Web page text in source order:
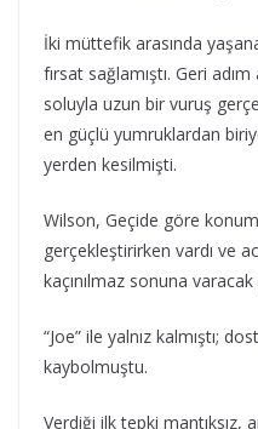
İki müttefik arasında
fırsat sağlamıştı. Geri
soluyla uzun bir vuruş
en güçlü yumruklardan
yerden kesilmişti.
Wilson, Geçide göre
gerçekleştirirken vardı ve
kaçınılmaz sonuna varacak
“Joe” ile yalnız kalmıştı;
kaybolmuştu.
Verdiği ilk tepki mantıksız,